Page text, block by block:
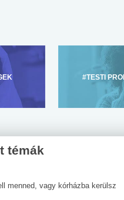
#TESTI
témák
menned, vagy kórházba kerülsz